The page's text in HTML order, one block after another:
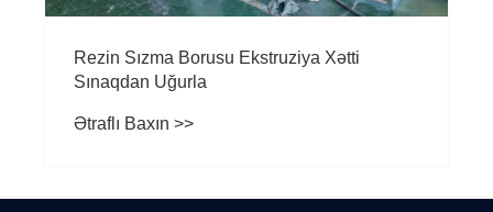
Rezin Sızma Borusu Ekstruziya Xətti
Sınaqdan Uğurla
Ətraflı Baxın >>